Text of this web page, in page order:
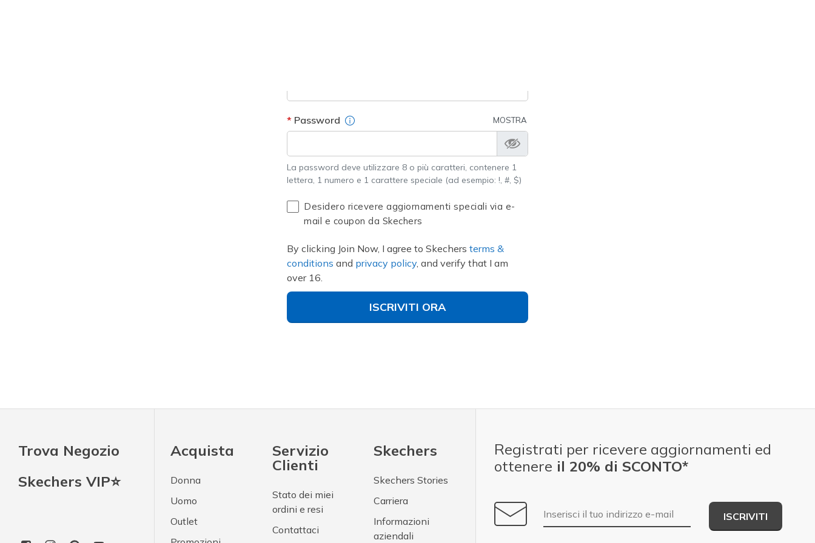
Password Descrizione campo MOSTRA
La password deve utilizzare 8 o più caratteri, contenere 1
lettera, 1 numero e 1 carattere speciale (ad esempio: !, #, $)
Desidero ricevere aggiornamenti speciali via e-
mail e coupon da Skechers
By clicking Join Now, I agree to Skechers terms &
conditions and privacy policy, and verify that I am
over 16.
ISCRIVITI ORA
Trova Negozio
Skechers VIP⭐
Acquista
Donna
Uomo
Outlet
Servizio
Clienti
Stato dei miei
ordini e resi
Contattaci
Skechers
Skechers Stories
Carriera
Informazioni
aziendali
Registrati per ricevere aggiornamenti ed
ottenere il 20% di SCONTO*
E-mail
ISCRIVITI